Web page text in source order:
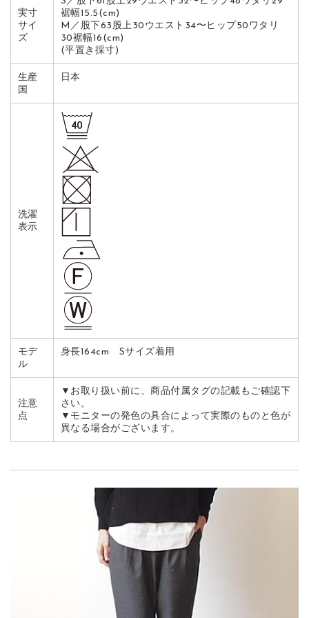
実寸
サイ
ズ
裾幅15.5(cm)
M／股下63股上30ウエスト34〜ヒップ50ワタリ
30裾幅16(cm)
(平置き採寸)
生産
国
日本
洗濯
表示
モデ
ル
身長164cm Sサイズ着用
注意
点
▼お取り扱い前に、商品付属タグの記載もご確認下
さい。
▼モニターの発色の具合によって実際のものと色が
異なる場合がございます。